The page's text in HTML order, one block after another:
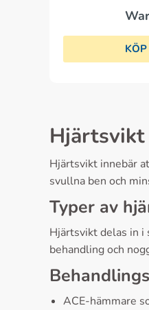
Hjärtsvikt
Hjärtsvikt innebär
svullna ben och
Typer av
Hjärtsvikt delas in i
behandling och
ACE-hämmare